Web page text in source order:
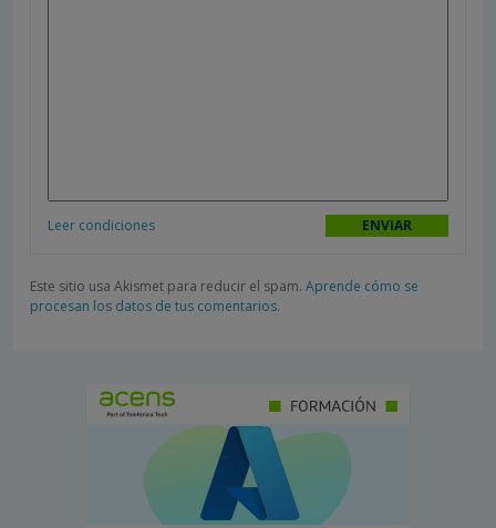
Leer condiciones
Este sitio usa Akismet para reducir el spam. Aprende cómo se
procesan los datos de tus comentarios.